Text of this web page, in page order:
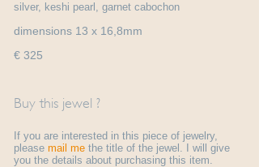
silver, keshi pearl, garnet cabochon
dimensions 13 x 16,8mm
€ 325
Buy this jewel ?
If you are interested in this piece of jewelry,
please mail me the title of the jewel. I will give
you the details about purchasing this item.